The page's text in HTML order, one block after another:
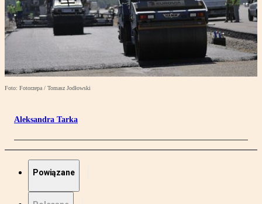
Foto: Fotorzepa / Tomasz Jodłowski
Aleksandra Tarka
Powiązane